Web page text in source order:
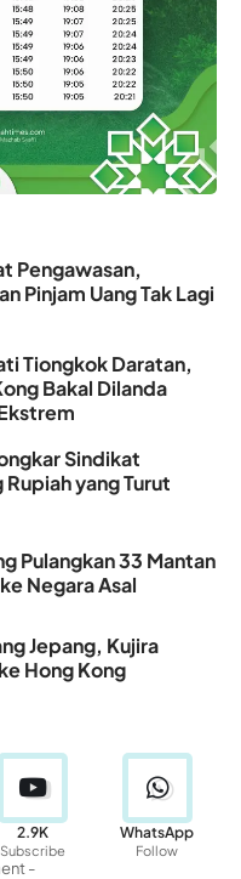
Pengawasan,
Pinjam Uang Tak Lagi
Tiongkok Daratan,
Bakal Dilanda
Sindikat
yang Turut
Pulangkan 33 Mantan
Negara Asal
Jepang, Kujira
Hong Kong
2.9K
Subscribe
WhatsApp
Follow
-